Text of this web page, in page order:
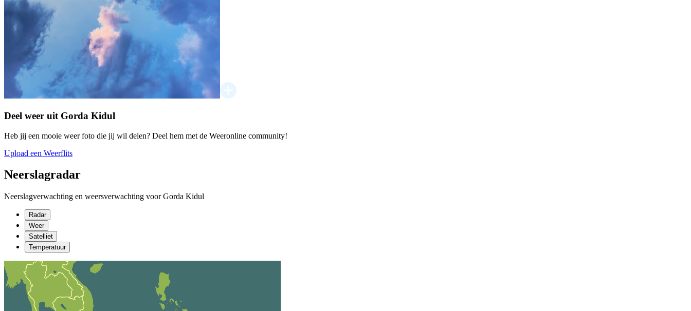
Deel weer uit Gorda Kidul
Heb jij een mooie weer foto die jij wil delen? Deel hem met de Weeronline community!
Upload een Weerflits
Neerslagradar
Neerslagverwachting en weersverwachting voor Gorda Kidul
Radar
Weer
Satelliet
Temperatuur